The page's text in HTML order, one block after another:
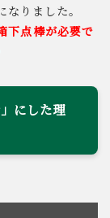
りました。
下点棒が必要で
にした理